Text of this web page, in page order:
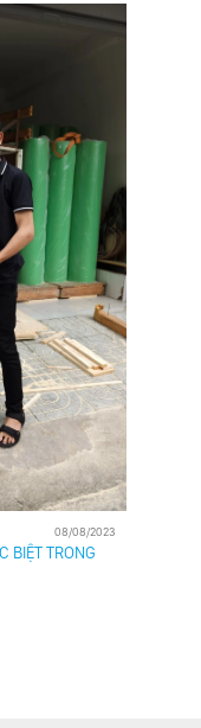
08/08/2023
BIỆT TRONG